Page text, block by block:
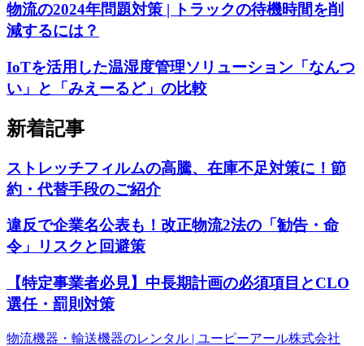
物流の2024年問題対策 | トラックの待機時間を削
減するには？
IoTを活用した温湿度管理ソリューション「なんつ
い」と「みえーるど」の比較
新着記事
ストレッチフィルムの高騰、在庫不足対策に！節
約・代替手段のご紹介
違反で企業名公表も！改正物流2法の「勧告・命
令」リスクと回避策
【特定事業者必見】中長期計画の必須項目とCLO
選任・罰則対策
物流機器・輸送機器のレンタル | ユーピーアール株式会社